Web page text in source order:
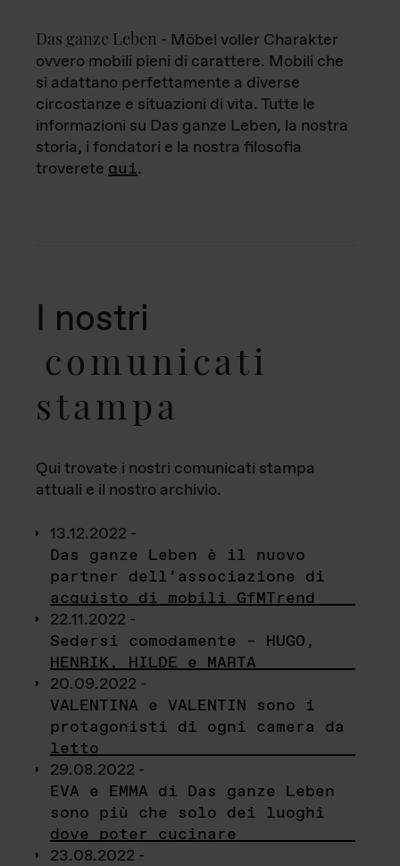
Das ganze Leben - Möbel voller Charakter
ovvero mobili pieni di carattere. Mobili che
si adattano perfettamente a diverse
circostanze e situazioni di vita. Tutte le
informazioni su Das ganze Leben, la nostra
storia, i fondatori e la nostra filosofia
troverete qui.
I nostri
comunicati
stampa
Qui trovate i nostri comunicati stampa
attuali e il nostro archivio.
13.12.2022 -
Das ganze Leben è il nuovo
partner dell’associazione di
acquisto di mobili GfMTrend
22.11.2022 -
Sedersi comodamente – HUGO,
HENRIK, HILDE e MARTA
20.09.2022 -
VALENTINA e VALENTIN sono i
protagonisti di ogni camera da
letto
29.08.2022 -
EVA e EMMA di Das ganze Leben
sono più che solo dei luoghi
dove poter cucinare
23.08.2022 -